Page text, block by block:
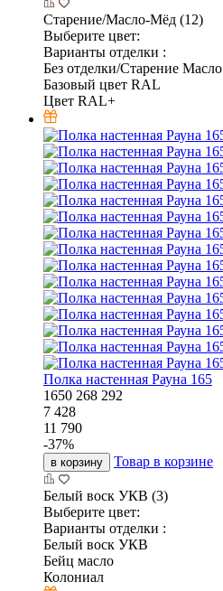
Старение/Масло-Мёд (12)
Выберите цвет:
Варианты отделки :
Без отделки/Старение Масло
Базовый цвет RAL
Цвет RAL+
Полка настенная Рауна 165
1650 268 292
7 428
11 790
-37%
в корзину Товар в корзине
Белый воск УКВ (3)
Выберите цвет:
Варианты отделки :
Белый воск УКВ
Бейц масло
Колониал